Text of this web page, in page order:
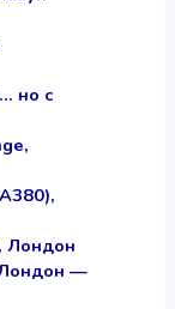
но с
Лондон
Лондон —